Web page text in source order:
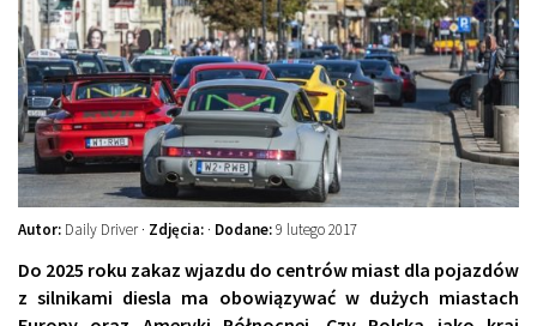
Przelicznik mocy
Auto z niemiec
Galerie
Autor: Daily Driver · Zdjęcia: · Dodane:9 lutego 2017
Do 2025 roku zakaz wjazdu do centrów miast dla pojazdów
z silnikami diesla ma obowiązywać w dużych miastach